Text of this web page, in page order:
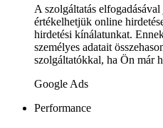
A szolgáltatás
értékelhetjük online
hirdetési kínálatunkat.
személyes adatait
szolgáltatókkal, ha Ön már
Google Ads
Performance